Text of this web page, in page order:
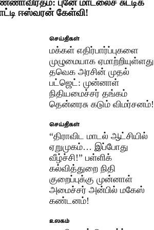
புனே மாடலைச் சுட்டிக்
ஈஸ்வரன் கேள்வி!
செய்திகள்
மக்கள் எதிர்பார்ப்புகளை
முழுமையாக ஏமாற்றியுள்ளது
தவெக அரசின் முதல்
பட்ஜெட்: முன்னாள்
நிதியமைச்சர் தங்கம்
தென்னரசு கடும் விமர்சனம்!
செய்திகள்
“திராவிட மாடல் ஆட்சியில்
ஏறுமுகம்… இப்போது
வீழ்ச்சி!” பள்ளிக்
கல்வித்துறை நிதி
குறைப்புக்கு முன்னாள்
அமைச்சர் அன்பில் மகேஸ்
கண்டனம்!
உலகம்